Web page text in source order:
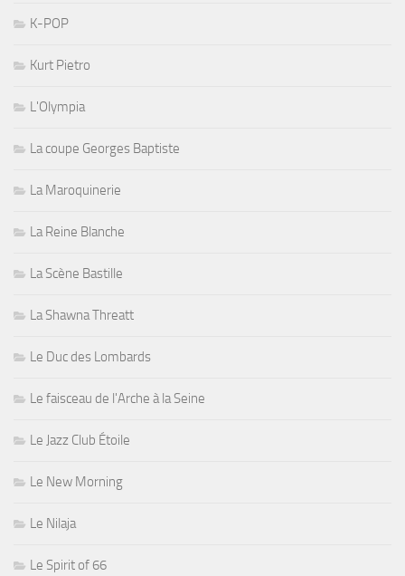
K-POP
Kurt Pietro
L'Olympia
La coupe Georges Baptiste
La Maroquinerie
La Reine Blanche
La Scène Bastille
La Shawna Threatt
Le Duc des Lombards
Le faisceau de l'Arche à la Seine
Le Jazz Club Étoile
Le New Morning
Le Nilaja
Le Spirit of 66